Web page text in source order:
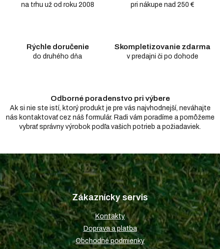
na trhu už od roku 2008 pri nákupe nad 250 €
Rýchle doručenie
do druhého dňa
Skompletizovanie zdarma
v predajni či po dohode
Odborné poradenstvo pri výbere
Ak si nie ste istí, ktorý produkt je pre vás najvhodnejší, neváhajte
nás kontaktovať cez náš formulár. Radi vám poradíme a pomôžeme
vybrať správny výrobok podľa vašich potrieb a požiadaviek.
Z
á
p
ä
t
i
e
Zákaznícky servis
Kontakty
Doprava a platba
Obchodné podmienky